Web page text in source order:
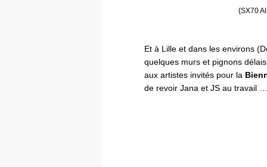
{SX70
Et à Lille et dans les environs
quelques murs et pignons
aux artistes invités pour la
de revoir Jana et JS au travail …